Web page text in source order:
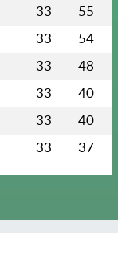
33 55
33 54
33 48
33 40
33 40
33 37